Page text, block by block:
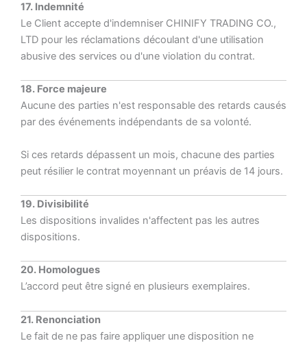
17. Indemnité
Le Client accepte d'indemniser CHINIFY TRADING CO.,
LTD pour les réclamations découlant d'une utilisation
abusive des services ou d'une violation du contrat.
18. Force majeure
Aucune des parties n'est responsable des retards causés
par des événements indépendants de sa volonté.
Si ces retards dépassent un mois, chacune des parties
peut résilier le contrat moyennant un préavis de 14 jours.
19. Divisibilité
Les dispositions invalides n'affectent pas les autres
dispositions.
20. Homologues
L’accord peut être signé en plusieurs exemplaires.
21. Renonciation
Le fait de ne pas faire appliquer une disposition ne